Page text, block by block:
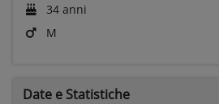
34 anni
M
Date e Statistiche